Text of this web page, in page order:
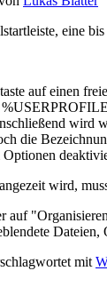
eine
auf einen
wird
die
wird,
Dateien,
mit